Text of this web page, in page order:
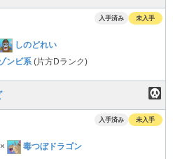
入手済み 未入手
しのどれい
ンビ系 (片方Dランク)
入手済み 未入手
× 毒つぼドラゴン